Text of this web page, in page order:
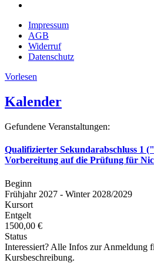
Impressum
AGB
Widerruf
Datenschutz
Vorlesen
Kalender
Gefundene Veranstaltungen:
Qualifizierter Sekundarabschluss 1
Vorbereitung auf die Prüfung für
Beginn
Frühjahr 2027 - Winter 2028/2029
Kursort
Entgelt
1500,00 €
Status
Interessiert? Alle Infos zur Anmeldung
Kursbeschreibung.